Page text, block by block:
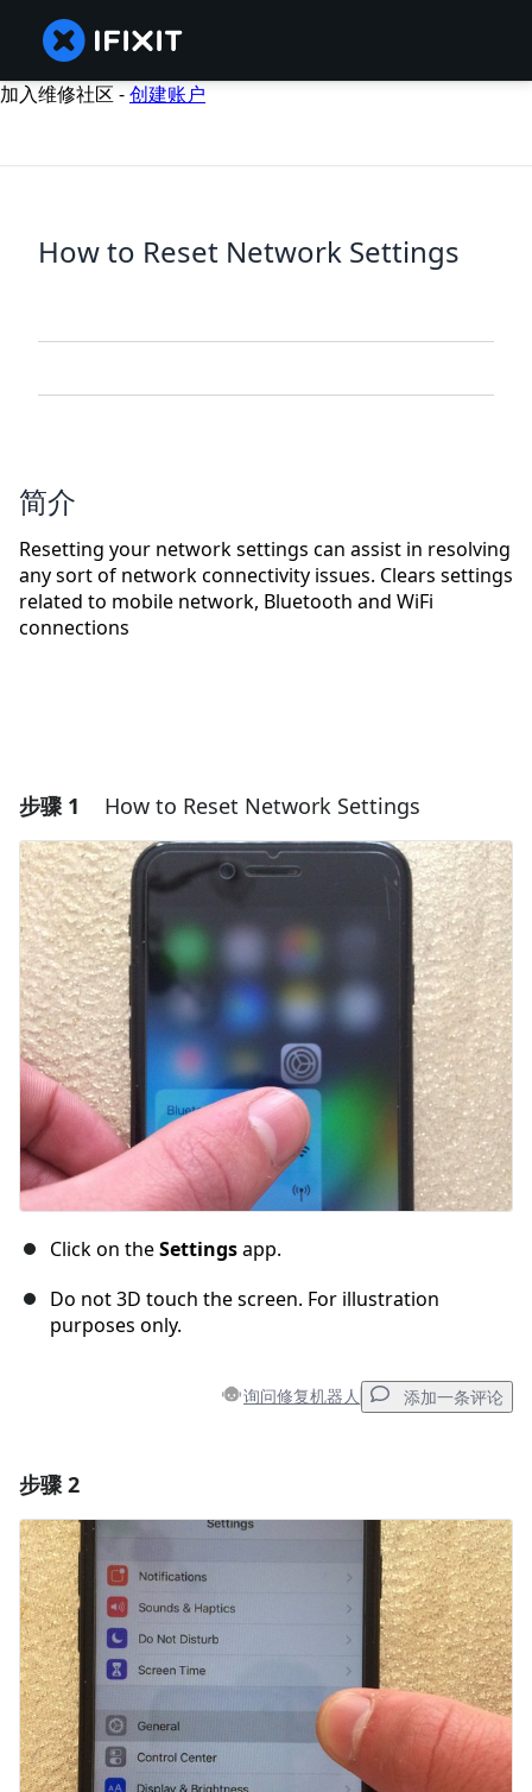
加入维修社区 -创建账户
How to Reset Network Settings
简介
Resetting your network settings can assist in resolving
any sort of network connectivity issues. Clears settings
related to mobile network, Bluetooth and WiFi
connections
步骤 1 How to Reset Network Settings
Click on theSettingsapp.
Do not 3D touch the screen. For illustration
purposes only.
询问修复机器人 添加一条评论
添加评论
取消 发帖评论
步骤 2